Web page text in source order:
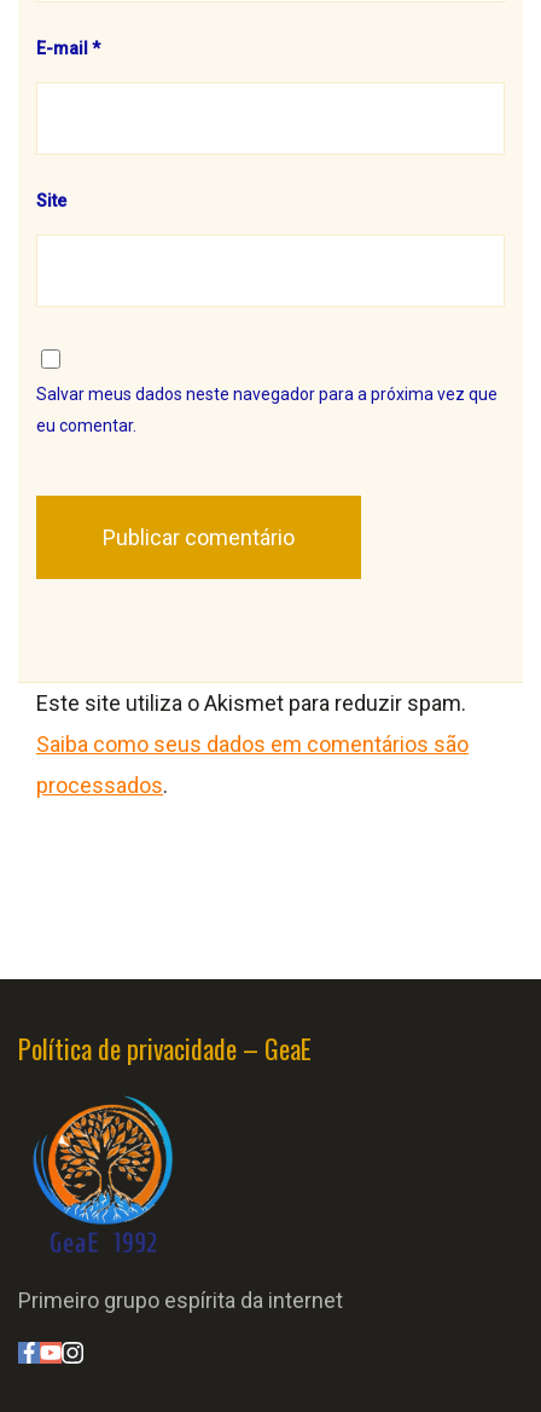
E-mail *
Site
Salvar meus dados neste navegador para a próxima vez que
eu comentar.
Este site utiliza o Akismet para reduzir spam.
Saiba como seus dados em comentários são
processados.
Política de privacidade – GeaE
Primeiro grupo espírita da internet